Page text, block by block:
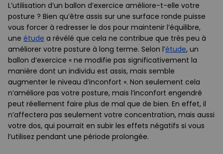
L’utilisation d’un ballon d’exercice améliore-t-elle votre
posture ? Bien qu’être assis sur une surface ronde puisse
vous forcer à redresser le dos pour maintenir l’équilibre,
une étude a révélé que cela ne contribue que très peu à
améliorer votre posture à long terme. Selon l’étude, un
ballon d’exercice « ne modifie pas significativement la
manière dont un individu est assis, mais semble
augmenter le niveau d’inconfort ». Non seulement cela
n’améliore pas votre posture, mais l’inconfort engendré
peut réellement faire plus de mal que de bien. En effet, il
n’affectera pas seulement votre concentration, mais aussi
votre dos, qui pourrait en subir les effets négatifs si vous
l’utilisez pendant une période prolongée.